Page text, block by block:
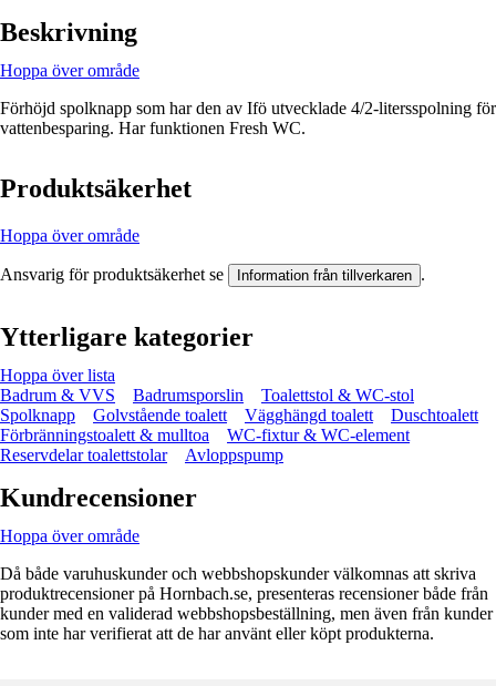
Beskrivning
Hoppa över område
Förhöjd spolknapp som har den av Ifö utvecklade 4/2-litersspolning för
vattenbesparing. Har funktionen Fresh WC.
Produktsäkerhet
Hoppa över område
Ansvarig för produktsäkerhet se Information från tillverkaren .
Ytterligare kategorier
Hoppa över lista
Badrum & VVS
Badrumsporslin
Toalettstol & WC-stol
Spolknapp
Golvstående toalett Vägghängd toalett
Duschtoalett
Förbränningstoalett & mulltoa
WC-fixtur & WC-element
Reservdelar toalettstolar
Avloppspump
Kundrecensioner
Hoppa över område
Då både varuhuskunder och webbshopskunder välkomnas att skriva
produktrecensioner på Hornbach.se, presenteras recensioner både från
kunder med en validerad webbshopsbeställning, men även från kunder
som inte har verifierat att de har använt eller köpt produkterna.